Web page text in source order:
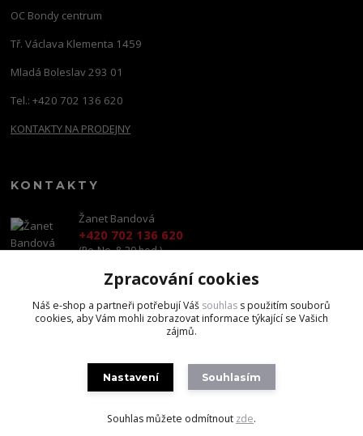
OC Bondy centrum
Tř. Václava Klementa 1459
Mladá Boleslav 293 01
Tel.: +420 702 136 620
KONTAKTY NA PRODEJNY
KONTAKTY
Žanet Bandová
+420 702 136 620
(Po-Ne, 8-20 hod.)
shop@brandscapital.cz
Zpracování cookies
Náš e-shop a partneři potřebují Váš souhlas s použitím souborů
cookies, aby Vám mohli zobrazovat informace týkající se Vašich
zájmů.
Nastavení Souhlasím
Souhlas můžete odmítnout zde.